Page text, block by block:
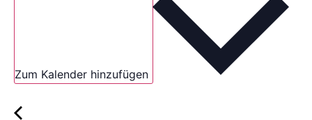
Zum Kalender hinzufügen